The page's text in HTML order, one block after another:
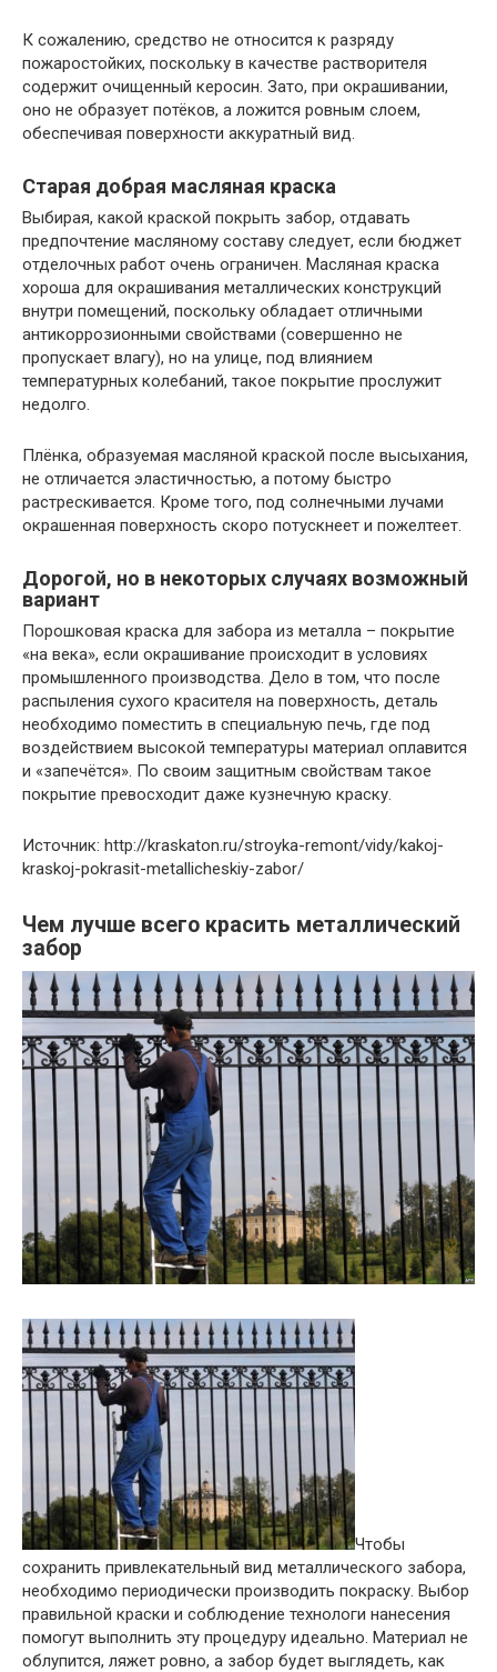
К сожалению, средство не относится к разряду
пожаростойких, поскольку в качестве растворителя
содержит очищенный керосин. Зато, при окрашивании,
оно не образует потёков, а ложится ровным слоем,
обеспечивая поверхности аккуратный вид.
Старая добрая масляная краска
Выбирая, какой краской покрыть забор, отдавать
предпочтение масляному составу следует, если бюджет
отделочных работ очень ограничен. Масляная краска
хороша для окрашивания металлических конструкций
внутри помещений, поскольку обладает отличными
антикоррозионными свойствами (совершенно не
пропускает влагу), но на улице, под влиянием
температурных колебаний, такое покрытие прослужит
недолго.
Плёнка, образуемая масляной краской после высыхания,
не отличается эластичностью, а потому быстро
растрескивается. Кроме того, под солнечными лучами
окрашенная поверхность скоро потускнеет и пожелтеет.
Дорогой, но в некоторых случаях возможный
вариант
Порошковая краска для забора из металла – покрытие
«на века», если окрашивание происходит в условиях
промышленного производства. Дело в том, что после
распыления сухого красителя на поверхность, деталь
необходимо поместить в специальную печь, где под
воздействием высокой температуры материал оплавится
и «запечётся». По своим защитным свойствам такое
покрытие превосходит даже кузнечную краску.
Источник: http://kraskaton.ru/stroyka-remont/vidy/kakoj-
kraskoj-pokrasit-metallicheskiy-zabor/
Чем лучше всего красить металлический
забор
Чтобы
сохранить привлекательный вид металлического забора,
необходимо периодически производить покраску. Выбор
правильной краски и соблюдение технологи нанесения
помогут выполнить эту процедуру идеально. Материал не
облупится, ляжет ровно, а забор будет выглядеть, как